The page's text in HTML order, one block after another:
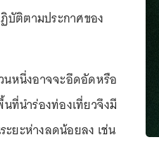
บัติตามประกาศของ
นหนึ่งอาจจะอึดอัดหรือ
ที่นำร่องท่องเที่ยวจึงมี
ะยะห่างลดน้อยลง เช่น